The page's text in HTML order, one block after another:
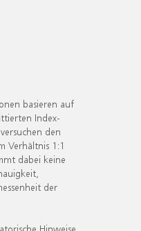
basieren auf
Index-
den
Verhältnis 1:1
dabei keine
der